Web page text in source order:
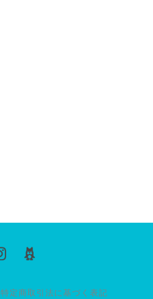
特定商取引法に基づく表記